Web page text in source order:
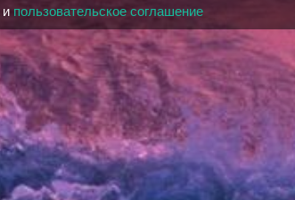
ипользовательское соглашение